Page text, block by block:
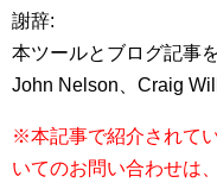
謝辞:
本ツールとブログ記事
John Nelson、Craig
※本記事で紹介されて
いてのお問い合わせは